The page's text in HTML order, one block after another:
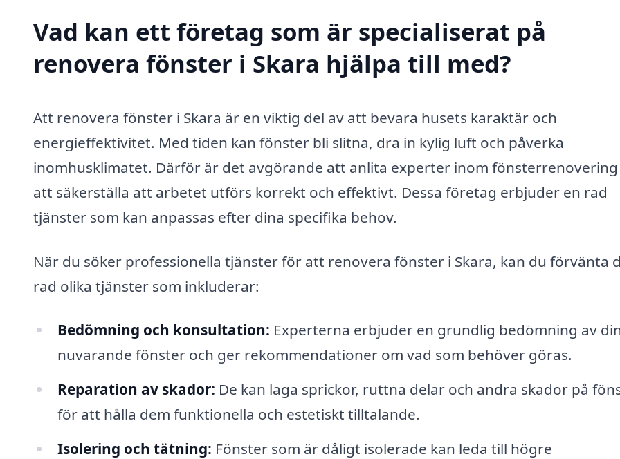
Vad kan ett företag som är specialiserat på
renovera fönster i Skara hjälpa till med?
Att renovera fönster i Skara är en viktig del av att bevara husets karaktär och
energieffektivitet. Med tiden kan fönster bli slitna, dra in kylig luft och påverka
inomhusklimatet. Därför är det avgörande att anlita experter inom
att säkerställa att arbetet utförs korrekt och effektivt. Dessa företag erbjuder en rad
tjänster som kan anpassas efter dina specifika behov.
När du söker professionella tjänster för att renovera fönster i Skara, kan du förvänta
rad olika tjänster som inkluderar:
Bedömning och konsultation: Experterna erbjuder en grundlig bedömning av
nuvarande fönster och ger rekommendationer om vad som behöver göras.
Reparation av skador: De kan laga sprickor, ruttna delar och andra skador på
för att hålla dem funktionella och estetiskt tilltalande.
Isolering och tätning: Fönster som är dåligt isolerade kan leda till högre